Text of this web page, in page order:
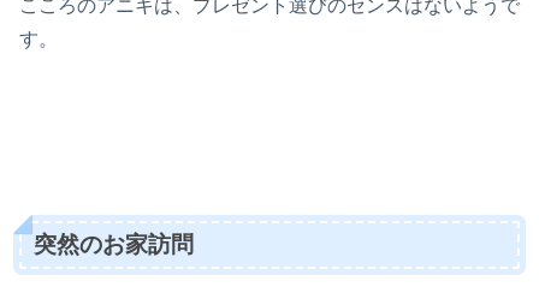
こころのアニキは、プレゼント選びのセンスはないようで
す。
突然のお家訪問